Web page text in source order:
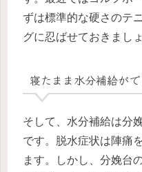
ずは標準的な硬さのテ
グに忍ばせておきましょ
寝たまま水分補給が
そして、水分補給は分
です。脱水症状は陣痛
ます。しかし、分娩台